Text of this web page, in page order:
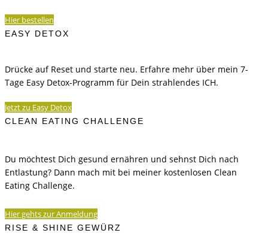
Hier bestellen
EASY DETOX
Drücke auf Reset und starte neu. Erfahre mehr über mein 7-
Tage Easy Detox-Programm für Dein strahlendes ICH.
Jetzt zu Easy Detox
CLEAN EATING CHALLENGE
Du möchtest Dich gesund ernähren und sehnst Dich nach
Entlastung? Dann mach mit bei meiner kostenlosen Clean
Eating Challenge.
Hier gehts zur Anmeldung
RISE & SHINE GEWÜRZ